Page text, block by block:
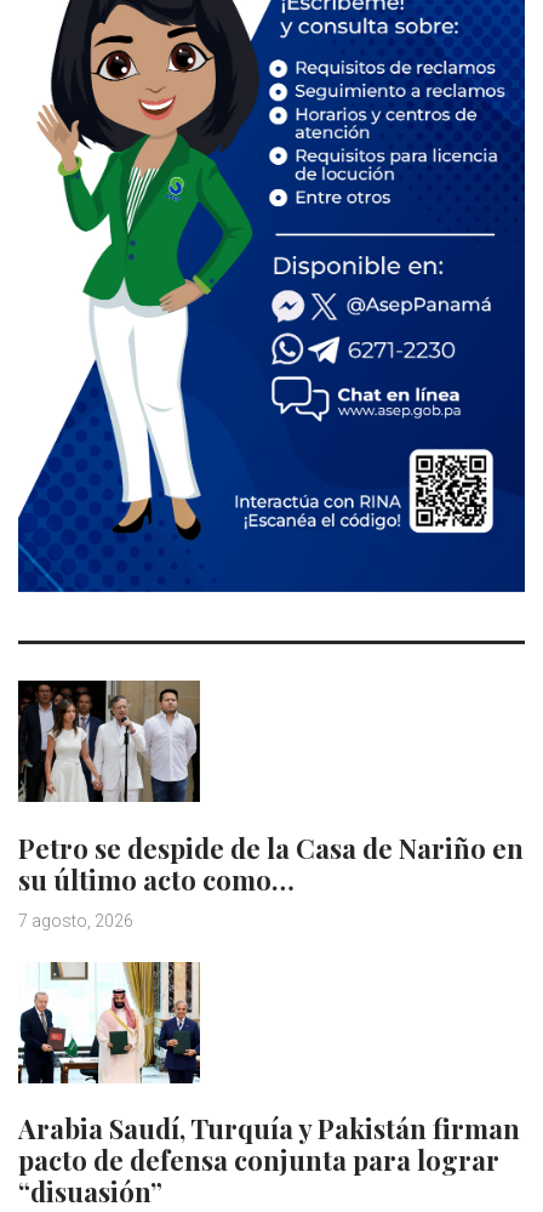
Petro se despide de la Casa de Nariño en
su último acto como…
7 agosto, 2026
Arabia Saudí, Turquía y Pakistán firman
pacto de defensa conjunta para lograr
“disuasión”